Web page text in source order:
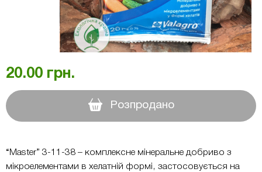
20.00 грн.
Розпродано
“Master” 3-11-38 – комплексне мінеральне добриво з
мікроелементами в хелатній формі, застосовується на